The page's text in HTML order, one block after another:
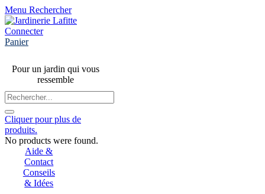
Menu Rechercher
Connecter
Panier
Pour un jardin qui vous
ressemble
Cliquer pour plus de
produits.
No products were found.
Aide &
Contact
Conseils
& Idées